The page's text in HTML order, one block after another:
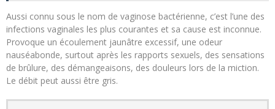
Aussi connu sous le nom de vaginose bactérienne, c’est l’une des
infections vaginales les plus courantes et sa cause est inconnue.
Provoque un écoulement jaunâtre excessif, une odeur
nauséabonde, surtout après les rapports sexuels, des sensations
de brûlure, des démangeaisons, des douleurs lors de la miction.
Le débit peut aussi être gris.